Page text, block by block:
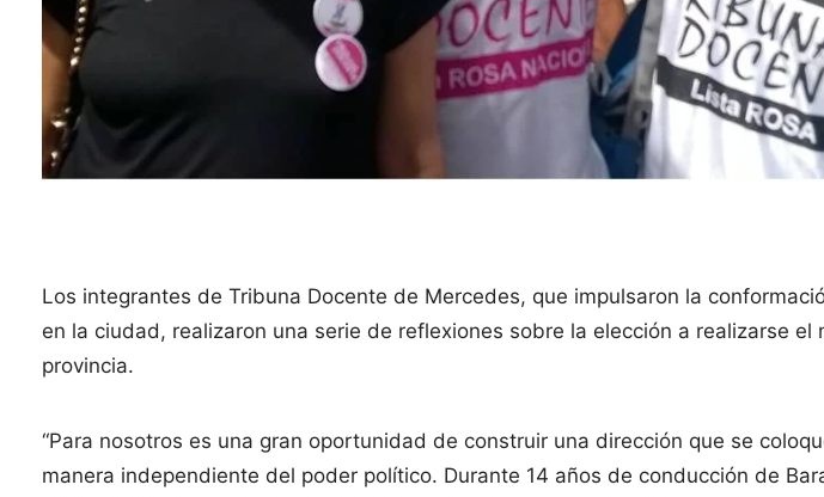
Los integrantes de Tribuna Docente de Mercedes, que impulsaron la
en la ciudad, realizaron una serie de reflexiones sobre la elección a realizarse el
provincia.
“Para nosotros es una gran oportunidad de construir una dirección que se
manera independiente del poder político. Durante 14 años de conducción de